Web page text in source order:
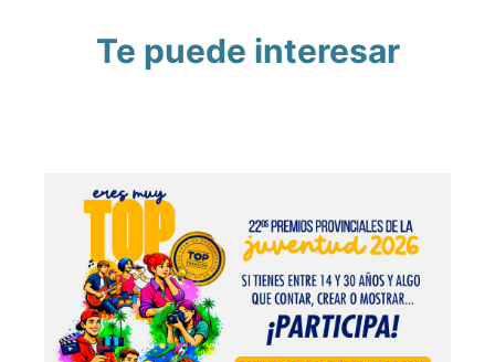
Te puede interesar